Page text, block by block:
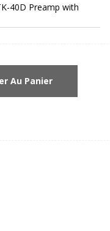
40D Preamp with
Au Panier